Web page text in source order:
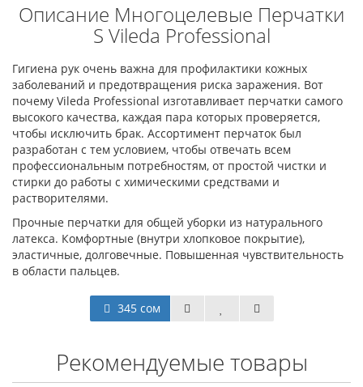
Описание Многоцелевые Перчатки
S Vileda Professional
Гигиена рук очень важна для профилактики кожных
заболеваний и предотвращения риска заражения. Вот
почему Vileda Professional изготавливает перчатки самого
высокого качества, каждая пара которых проверяется,
чтобы исключить брак. Ассортимент перчаток был
разработан с тем условием, чтобы отвечать всем
профессиональным потребностям, от простой чистки и
стирки до работы с химическими средствами и
растворителями.
Прочные перчатки для общей уборки из натурального
латекса. Комфортные (внутри хлопковое покрытие),
эластичные, долговечные. Повышенная чувствительность
в области пальцев.
345 сом
Рекомендуемые товары